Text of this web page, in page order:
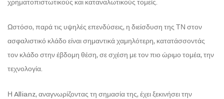
χρηματοπιστωτικούς και καταναλωτικούς τομείς.
Ωστόσο, παρά τις υψηλές επενδύσεις, η διείσδυση της ΤΝ στον
ασφαλιστικό κλάδο είναι σημαντικά χαμηλότερη, κατατάσσοντάς
τον κλάδο στην έβδομη θέση, σε σχέση με τον πιο ώριμο τομέα, την
τεχνολογία.
Η Allianz, αναγνωρίζοντας τη σημασία της, έχει ξεκινήσει την